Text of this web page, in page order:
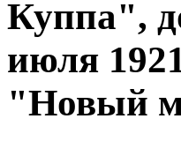
Куппа",
июля
"Новый